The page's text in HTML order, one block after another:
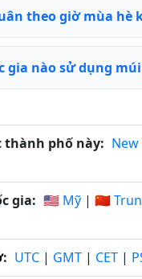
theo giờ mùa hè
gia nào sử dụng múi
thành phố này: New
gia: 🇺🇸 Mỹ | 🇨🇳
: UTC | GMT | CET |